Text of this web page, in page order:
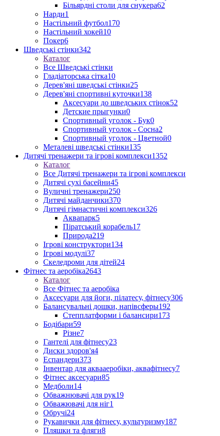
Більярдні столи для снукера62
Нарди1
Настільний футбол170
Настільний хокей10
Покер6
Шведські стінки342
Каталог
Все Шведські стінки
Гладіаторська сітка10
Дерев'яні шведські стінки25
Дерев'яні спортивні куточки138
Аксесуари до шведських стінок52
Детские прыгунки0
Спортивный уголок - Бук0
Спортивный уголок - Сосна2
Спортивный уголок - Цветной0
Металеві шведські стінки135
Дитячі тренажери та ігрові комплекси1352
Каталог
Все Дитячі тренажери та ігрові комплекси
Дитячі сухі басейни45
Вуличні тренажери250
Дитячі майданчики370
Дитячі гімнастичні комплекси326
Аквапарк5
Піратський корабель17
Природа219
Ігрові конструктори134
Ігрові модулі37
Скеледроми для дітей24
Фітнес та аеробіка2643
Каталог
Все Фітнес та аеробіка
Аксесуари для йоги, пілатесу, фітнесу306
Балансувальні дошки, напівсферы192
Степплатформи і балансири173
Бодібари59
Різне7
Гантелі для фітнесу23
Диски здоров'я4
Еспандери373
Інвентар для аквааеробіки, аквафітнесу7
Фітнес аксесуари85
Медболи14
Обважнювачі для рук19
Обважювачі для ніг1
Обручі24
Рукавички для фітнесу, культуризму187
Пляшки та фляги8